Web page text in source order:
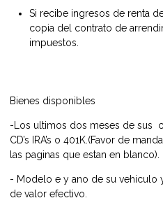
Si recibe ingresos de renta
copia del contrato de
impuestos.
Bienes disponibles
-Los ultimos dos meses de sus
CD’s IRA’s o 401K.(Favor de
las paginas que estan en blanco).
- Modelo e y ano de su vehiculo
de valor efectivo.